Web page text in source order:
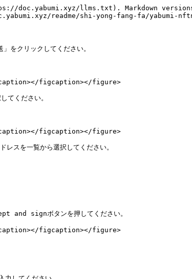
doc.yabumi.xyz/llms.txt). Markdown
readme/shi-yong-fang-fa/yabumi-
をクリックしてください。
figcaption></figure>
てください。
figcaption></figure>
スを一覧から選択してください。
and signボタンを押してください。
figcaption></figure>